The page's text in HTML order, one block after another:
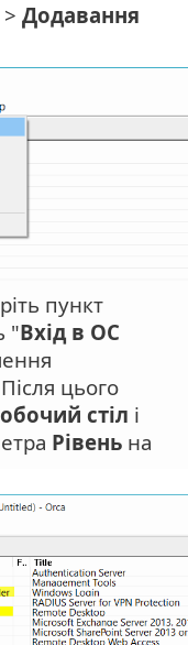
> Додавання
пункт
"Вхід в ОС
цього
стіл і
Рівень на